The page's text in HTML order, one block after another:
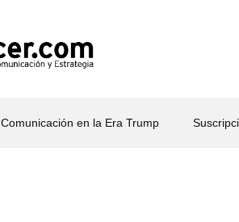
Comunicación en la Era Trump